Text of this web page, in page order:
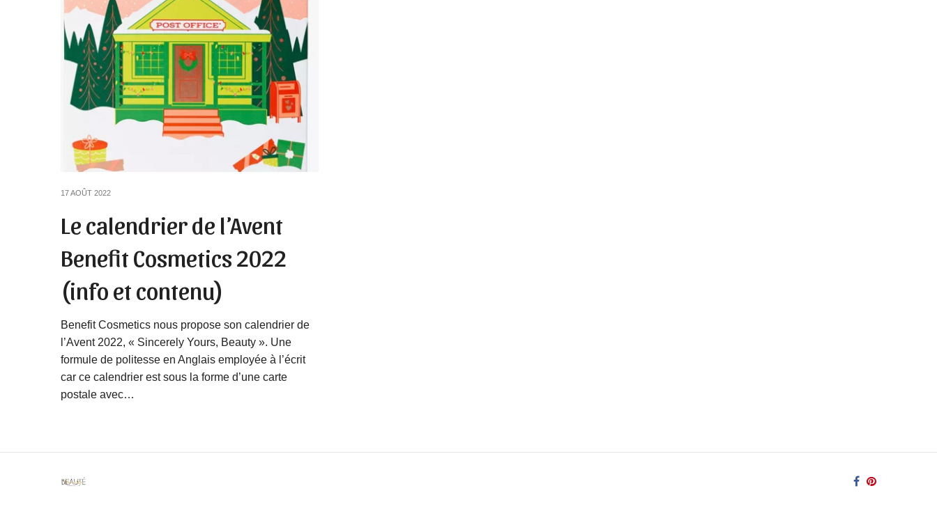
17 AOÛT 2022
Le calendrier de l’Avent
Benefit Cosmetics 2022
(info et contenu)
Benefit Cosmetics nous propose son calendrier de
l’Avent 2022, « Sincerely Yours, Beauty ». Une
formule de politesse en Anglais employée à l’écrit
car ce calendrier est sous la forme d’une carte
postale avec…